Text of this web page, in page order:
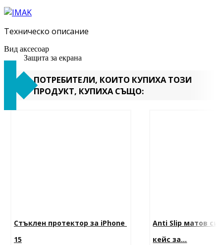
Техническо описание
Вид аксесоар
Защита за екрана
ПОТРЕБИТЕЛИ, КОИТО КУПИХА ТОЗИ
ПРОДУКТ, КУПИХА СЪЩО:
Стъклен протектор за iPhone
15
Anti Slip матов
кейс за...